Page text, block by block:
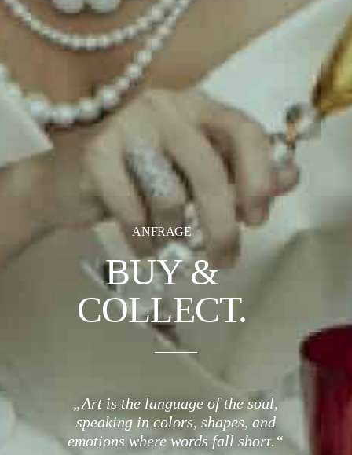
ANFRAGE
BUY &
COLLECT.
„Art is the language of the soul,
speaking in colors, shapes, and
emotions where words fall short.“